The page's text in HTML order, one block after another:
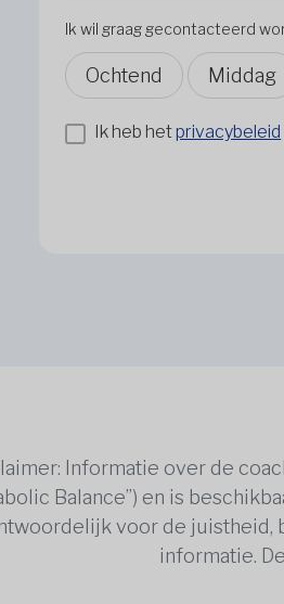
Ik wil graag gecontacteerd
Ochtend Middag
Ik heb hetprivacybeleid
Informatie over de
Balance”) en is
voor de juistheid,
informatie.